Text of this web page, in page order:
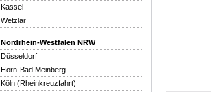
Kassel
Wetzlar
Nordrhein-Westfalen NRW
Düsseldorf
Horn-Bad Meinberg
Köln (Rheinkreuzfahrt)